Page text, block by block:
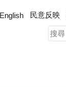
English 民意反映